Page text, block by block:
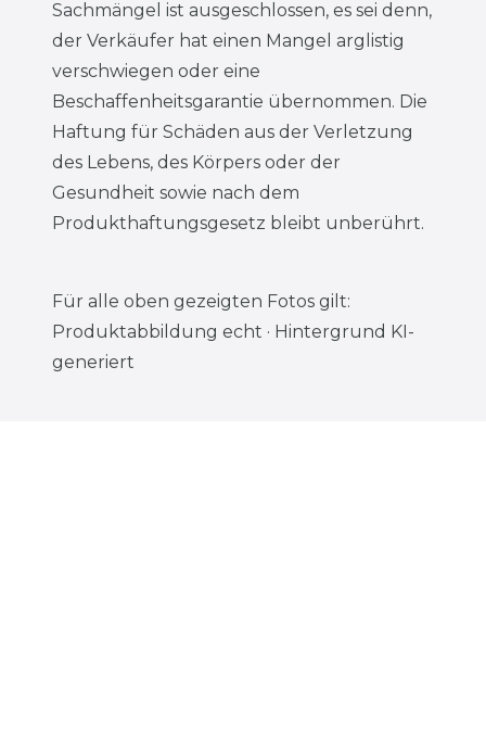
Sachmängel ist ausgeschlossen, es sei denn,
der Verkäufer hat einen Mangel arglistig
verschwiegen oder eine
Beschaffenheitsgarantie übernommen. Die
Haftung für Schäden aus der Verletzung
des Lebens, des Körpers oder der
Gesundheit sowie nach dem
Produkthaftungsgesetz bleibt unberührt.
Für alle oben gezeigten Fotos gilt:
Produktabbildung echt · Hintergrund KI-
generiert